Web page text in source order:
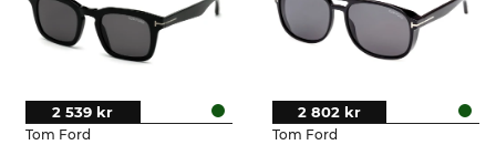
Tom Ford
2 539 kr
Tom Ford
2 802 kr